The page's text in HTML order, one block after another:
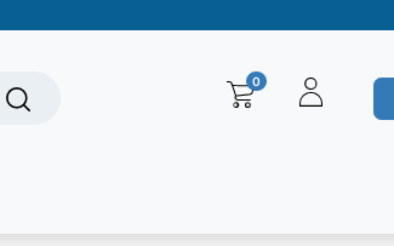
0